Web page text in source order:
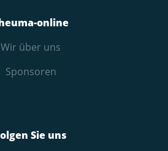
online
Wir über uns
Sponsoren
Sie uns